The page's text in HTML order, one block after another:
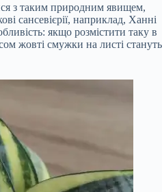
з таким природним явищем,
сансевієрії, наприклад, Ханні
якщо розмістити таку в
жовті смужки на листі стануть